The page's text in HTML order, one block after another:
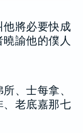
將必要快成
諭他的僕人
、士每拿、
、老底嘉那七